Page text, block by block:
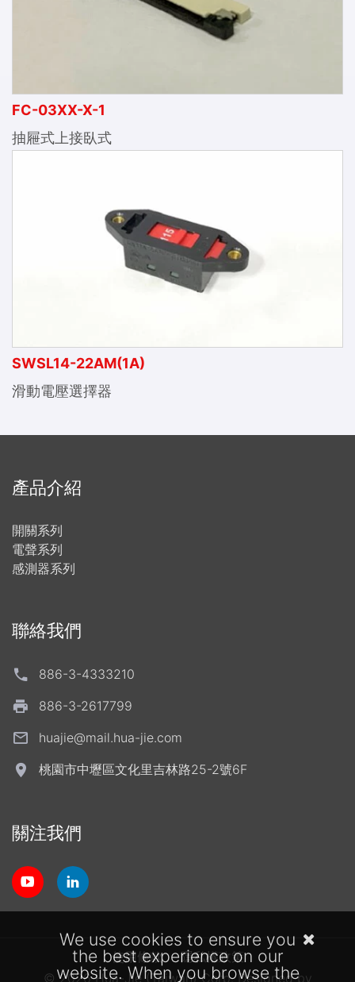
FC-03XX-X-1
抽屜式上接臥式
SWSL14-22AM(1A)
滑動電壓選擇器
產品介紹
開關系列
電聲系列
感測器系列
聯絡我們
886-3-4333210
886-3-2617799
huajie@mail.hua-jie.com
桃園市中壢區文化里吉林路25-2號6F
關注我們
使用條款
隱私權政策
© 2026 Hua-Jie (Taiwan) Corp.Designed by
We use cookies to ensure you
the best experience on our
website. When you browse the